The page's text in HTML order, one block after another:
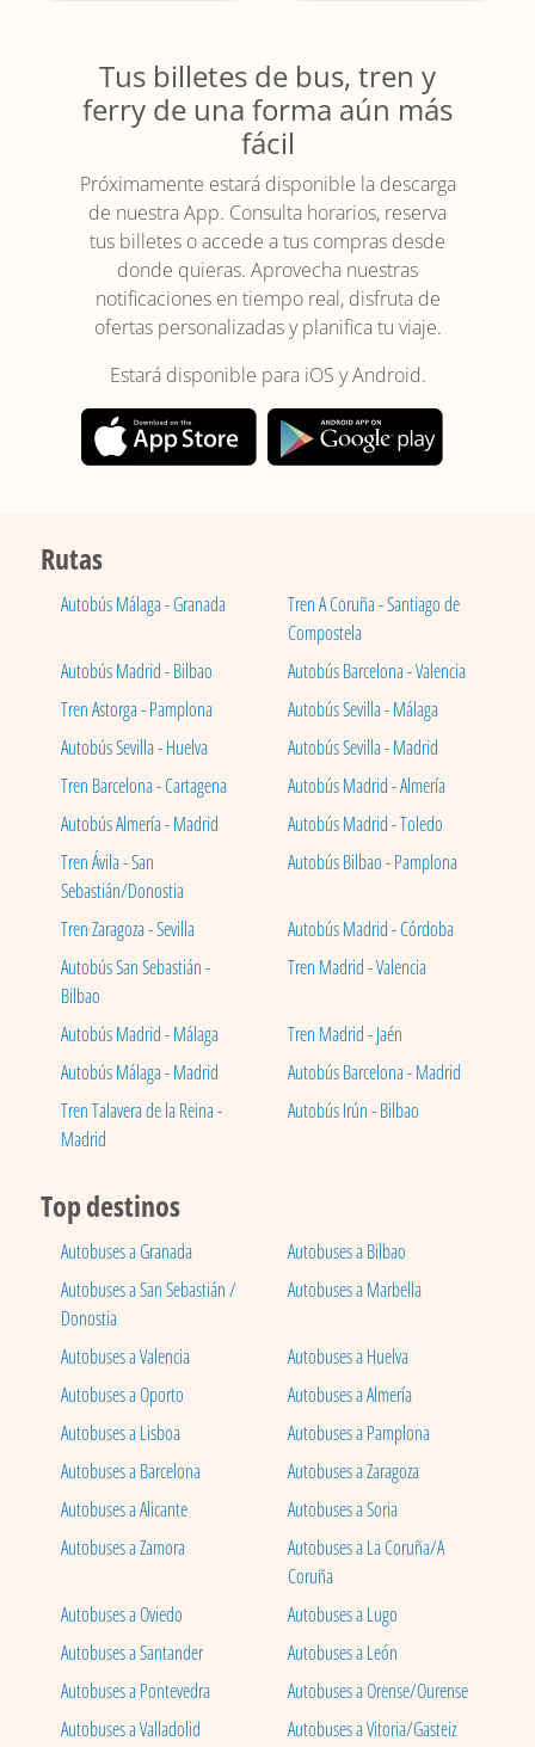
Tus billetes de bus, tren y
ferry de una forma aún más
fácil
Próximamente estará disponible la descarga
de nuestra App. Consulta horarios, reserva
tus billetes o accede a tus compras desde
donde quieras. Aprovecha nuestras
notificaciones en tiempo real, disfruta de
ofertas personalizadas y planifica tu viaje.
Estará disponible para iOS y Android.
Rutas
Autobús Málaga - Granada
Tren A Coruña - Santiago de
Compostela
Autobús Madrid - Bilbao
Autobús Barcelona - Valencia
Tren Astorga - Pamplona
Autobús Sevilla - Málaga
Autobús Sevilla - Huelva
Autobús Sevilla - Madrid
Tren Barcelona - Cartagena
Autobús Madrid - Almería
Autobús Almería - Madrid
Autobús Madrid - Toledo
Tren Ávila - San
Sebastián/Donostia
Autobús Bilbao - Pamplona
Tren Zaragoza - Sevilla
Autobús Madrid - Córdoba
Autobús San Sebastián -
Bilbao
Tren Madrid - Valencia
Autobús Madrid - Málaga
Tren Madrid - Jaén
Autobús Málaga - Madrid
Autobús Barcelona - Madrid
Tren Talavera de la Reina -
Madrid
Autobús Irún - Bilbao
Top destinos
Autobuses a Granada
Autobuses a Bilbao
Autobuses a San Sebastián /
Donostia
Autobuses a Marbella
Autobuses a Valencia
Autobuses a Huelva
Autobuses a Oporto
Autobuses a Almería
Autobuses a Lisboa
Autobuses a Pamplona
Autobuses a Barcelona
Autobuses a Zaragoza
Autobuses a Alicante
Autobuses a Soria
Autobuses a Zamora
Autobuses a La Coruña/A
Coruña
Autobuses a Oviedo
Autobuses a Lugo
Autobuses a Santander
Autobuses a León
Autobuses a Pontevedra
Autobuses a Orense/Ourense
Autobuses a Valladolid
Autobuses a Vitoria/Gasteiz